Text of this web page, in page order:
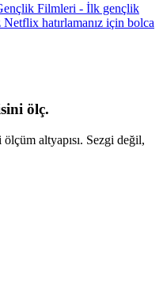
Filmleri - İlk gençlik
Netflix hatırlamanız için bolca
ölç.
altyapısı. Sezgi değil,